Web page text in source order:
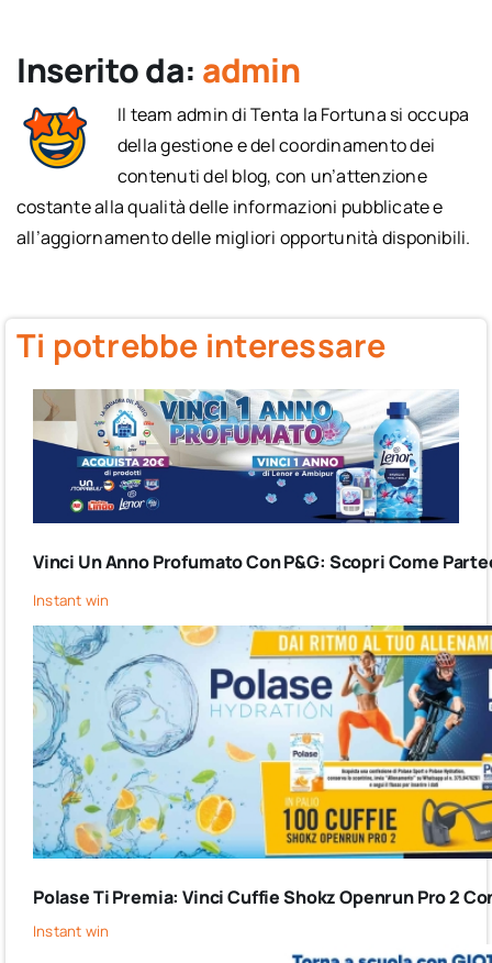
Inserito da: admin
Il team admin di Tenta la Fortuna si occupa
della gestione e del coordinamento dei
contenuti del blog, con un’attenzione
costante alla qualità delle informazioni pubblicate e
all’aggiornamento delle migliori opportunità disponibili.
Ti potrebbe interessare
Vinci Un Anno Profumato Con P&G: Scopri Come
Instant win
Polase Ti Premia: Vinci Cuffie Shokz Openrun Pro 2
Instant win